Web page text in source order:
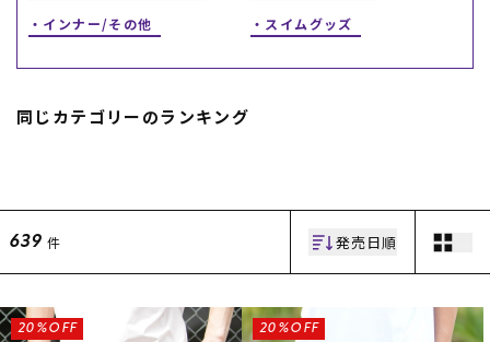
覧
中古/アウトレット サー
フ
ー
ギフトラッピング
下取り保証について
よくある質問
お問い合わせ
ニュース
インナー/その他
スイムグッズ
同じカテゴリーのランキング
639 件 発売日順
20%OFF 20%OFF